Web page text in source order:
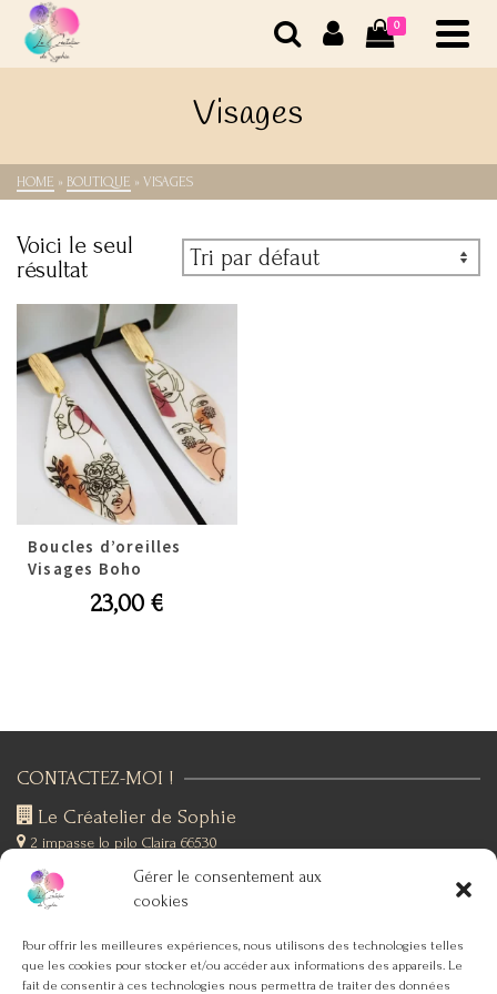
Gérer le consentement aux
cookies
Pour offrir les meilleures expériences, nous utilisons des technologies telles
que les cookies pour stocker et/ou accéder aux informations des appareils. Le
fait de consentir à ces technologies nous permettra de traiter des données
0
Visages
HOME » BOUTIQUE » VISAGES
Voici le seul
résultat
Boucles d’oreilles
Visages Boho
23,00 €
CONTACTEZ-MOI !
Le Créatelier de Sophie
2 impasse lo pilo Claira 66530
+(33)6 19 76 12 53
SUIVEZ-MOI !
SERVICE CLIENT